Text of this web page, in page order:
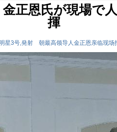
正恩氏が現場で
揮
星3号,発射 朝最高领导人金正恩亲临现